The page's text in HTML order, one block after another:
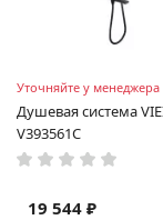
Уточняйте у менеджера
Душевая система
V393561С
19 544 ₽